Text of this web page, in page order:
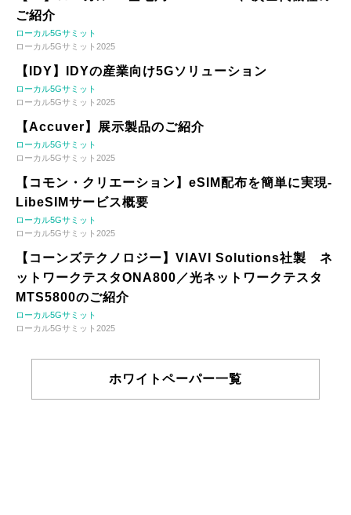
ご紹介
ローカル5Gサミット
ローカル5Gサミット2025
【IDY】IDYの産業向け5Gソリューション
ローカル5Gサミット
ローカル5Gサミット2025
【Accuver】展示製品のご紹介
ローカル5Gサミット
ローカル5Gサミット2025
【コモン・クリエーション】eSIM配布を簡単に実現-
LibeSIMサービス概要
ローカル5Gサミット
ローカル5Gサミット2025
【コーンズテクノロジー】VIAVI Solutions社製 ネ
ットワークテスタONA800／光ネットワークテスタ
MTS5800のご紹介
ローカル5Gサミット
ローカル5Gサミット2025
ホワイトペーパー一覧